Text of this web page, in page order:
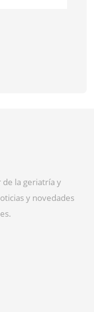
de la geriatría y
y novedades